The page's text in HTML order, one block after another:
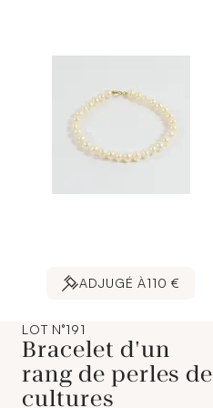
ADJUGÉ À110 €
LOT N°191
Bracelet d'un
rang de perles de
cultures